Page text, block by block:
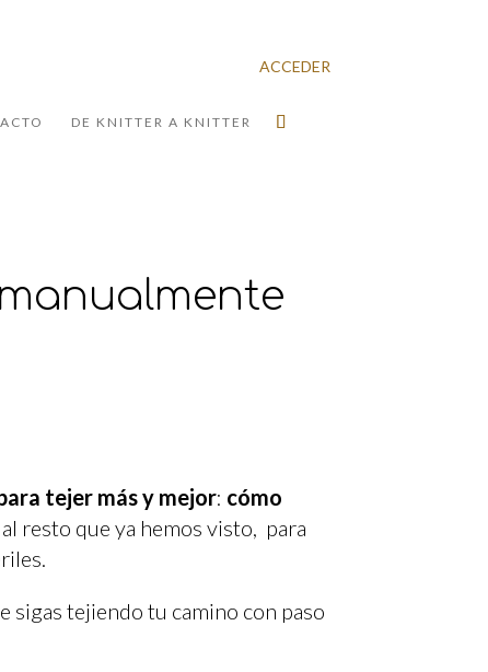
DE KNITTER A KNITTER
ACCEDER
tejer más y mejor: cómo
resto que ya hemos visto, para
sigas tejiendo tu camino con paso